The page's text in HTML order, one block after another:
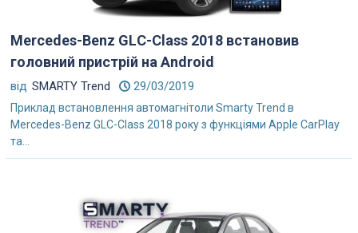
Mercedes-Benz GLС-Class 2018 встановив
головний пристрій на Android
від SMARTY Trend 29/03/2019
Приклад встановлення автомагнітоли Smarty Trend в
Mercedes-Benz GLС-Class 2018 року з функціями Apple CarPlay
та...